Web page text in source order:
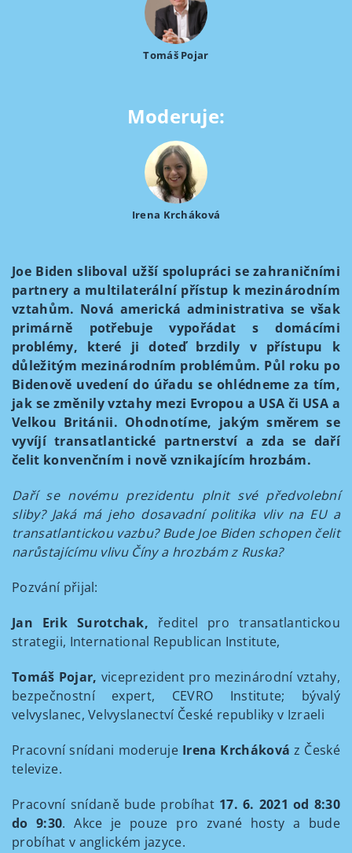
Tomáš Pojar
Moderuje:
Irena Krcháková
Joe Biden sliboval užší spolupráci se zahraničními
partnery a multilaterální přístup k mezinárodním
vztahům. Nová americká administrativa se však
primárně potřebuje vypořádat s domácími
problémy, které ji doteď brzdily v přístupu k
důležitým mezinárodním problémům. Půl roku po
Bidenově uvedení do úřadu se ohlédneme za tím,
jak se změnily vztahy mezi Evropou a USA či USA a
Velkou Británii. Ohodnotíme, jakým směrem se
vyvíjí transatlantické partnerství a zda se daří
čelit konvenčním i nově vznikajícím hrozbám.
Daří se novému prezidentu plnit své předvolební
sliby? Jaká má jeho dosavadní politika vliv na EU a
transatlantickou vazbu? Bude Joe Biden schopen čelit
narůstajícímu vlivu Číny a hrozbám z Ruska?
Pozvání přijal:
Jan Erik Surotchak, ředitel pro transatlantickou
strategii, International Republican Institute,
Tomáš Pojar, viceprezident pro mezinárodní vztahy,
bezpečnostní expert, CEVRO Institute; bývalý
velvyslanec, Velvyslanectví České republiky v Izraeli
Pracovní snídani moderuje Irena Krcháková z České
televize.
Pracovní snídaně bude probíhat 17. 6. 2021 od 8:30
do 9:30. Akce je pouze pro zvané hosty a bude
probíhat v anglickém jazyce.